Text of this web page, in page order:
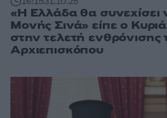
«Η Ελλάδα θα συνεχίσει
Μονής Σινά» είπε ο
στην τελετή ενθρόνισης
Αρχιεπισκόπου